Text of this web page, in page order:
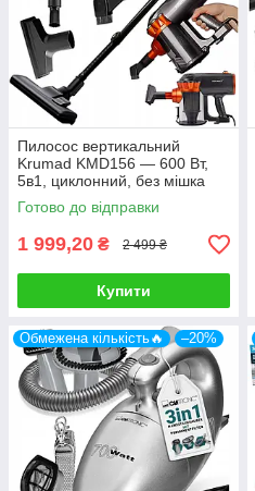
Пилосос вертикальний
Krumad KMD156 — 600 Вт,
5в1, циклонний, без мішка
Готово до відправки
1 999,20 ₴ 2 499 ₴
Купити
Обмежена кількість🔥 –20%